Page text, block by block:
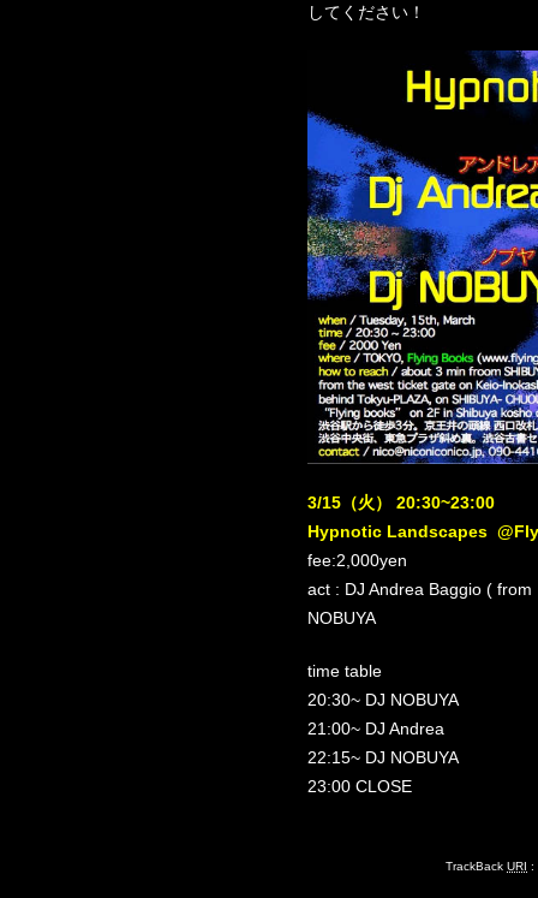
してください！
3/15（火） 20:30~23:00
Hypnotic Landscapes
fee:2,000yen
act : DJ Andrea Baggio (
NOBUYA
time table
20:30~ DJ NOBUYA
21:00~ DJ Andrea
22:15~ DJ NOBUYA
23:00 CLOSE
TrackBack URI :